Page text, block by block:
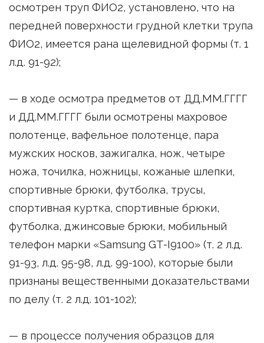
осмотрен труп ФИО2, установлено, что на
передней поверхности грудной клетки трупа
ФИО2, имеется рана щелевидной формы (т. 1
л.д. 91-92);
— в ходе осмотра предметов от ДД.ММ.ГГГГ
и ДД.ММ.ГГГГ были осмотрены махровое
полотенце, вафельное полотенце, пара
мужских носков, зажигалка, нож, четыре
ножа, точилка, ножницы, кожаные шлепки,
спортивные брюки, футболка, трусы,
спортивная куртка, спортивные брюки,
футболка, джинсовые брюки, мобильный
телефон марки «Samsung GT-I9100» (т. 2 л.д.
91-93, л.д. 95-98, л.д. 99-100), которые были
признаны вещественными доказательствами
по делу (т. 2 л.д. 101-102);
— в процессе получения образцов для